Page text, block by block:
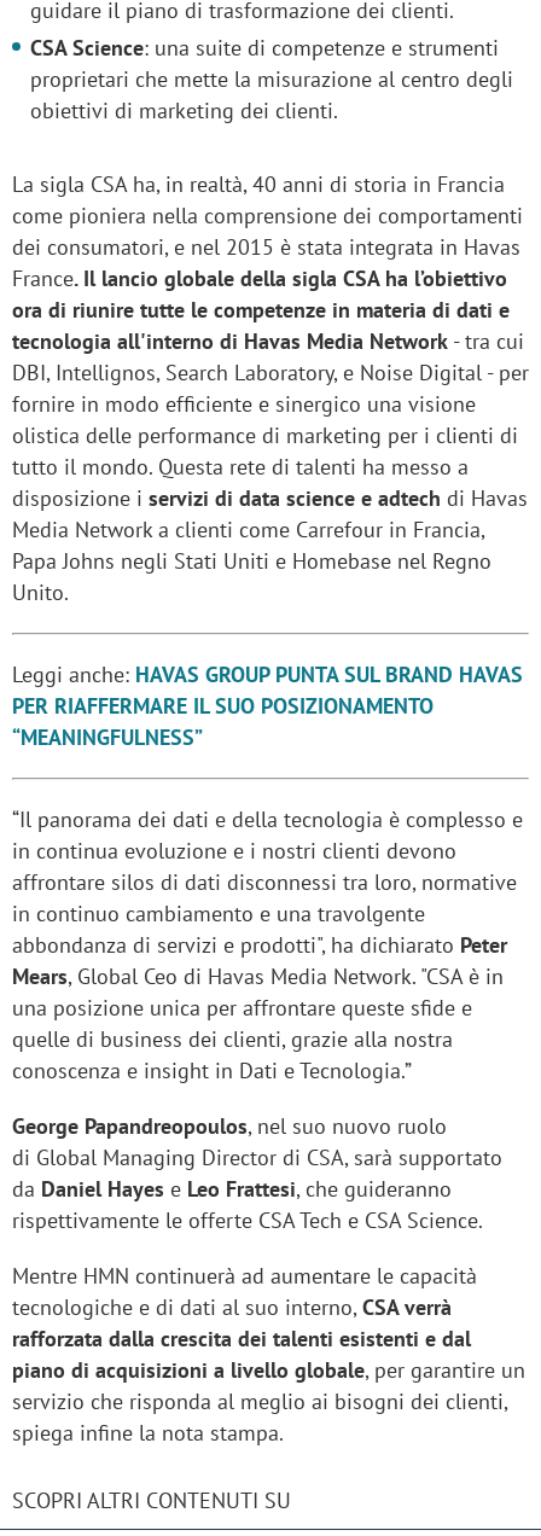
guidare il piano di trasformazione dei clienti.
CSA Science: una suite di competenze e strumenti
proprietari che mette la misurazione al centro degli
obiettivi di marketing dei clienti.
La sigla CSA ha, in realtà, 40 anni di storia in Francia
come pioniera nella comprensione dei comportamenti
dei consumatori, e nel 2015 è stata integrata in Havas
France. Il lancio globale della sigla CSA ha l’obiettivo
ora di riunire tutte le competenze in materia di dati e
tecnologia all'interno di Havas Media Network - tra cui
DBI, Intellignos, Search Laboratory, e Noise Digital - per
fornire in modo efficiente e sinergico una visione
olistica delle performance di marketing per i clienti di
tutto il mondo. Questa rete di talenti ha messo a
disposizione i servizi di data science e adtech di Havas
Media Network a clienti come Carrefour in Francia,
Papa Johns negli Stati Uniti e Homebase nel Regno
Unito.
Leggi anche: HAVAS GROUP PUNTA SUL BRAND HAVAS
PER RIAFFERMARE IL SUO POSIZIONAMENTO
“MEANINGFULNESS”
“Il panorama dei dati e della tecnologia è complesso e
in continua evoluzione e i nostri clienti devono
affrontare silos di dati disconnessi tra loro, normative
in continuo cambiamento e una travolgente
abbondanza di servizi e prodotti", ha dichiarato Peter
Mears, Global Ceo di Havas Media Network. "CSA è in
una posizione unica per affrontare queste sfide e
quelle di business dei clienti, grazie alla nostra
conoscenza e insight in Dati e Tecnologia.”
George Papandreopoulos, nel suo nuovo ruolo
di Global Managing Director di CSA, sarà supportato
da Daniel Hayes e Leo Frattesi, che guideranno
rispettivamente le offerte CSA Tech e CSA Science.
Mentre HMN continuerà ad aumentare le capacità
tecnologiche e di dati al suo interno,CSA verrà
rafforzata dalla crescita dei talenti esistenti e dal
piano di acquisizioni a livello globale, per garantire un
servizio che risponda al meglio ai bisogni dei clienti,
spiega infine la nota stampa.
SCOPRI ALTRI CONTENUTI SU